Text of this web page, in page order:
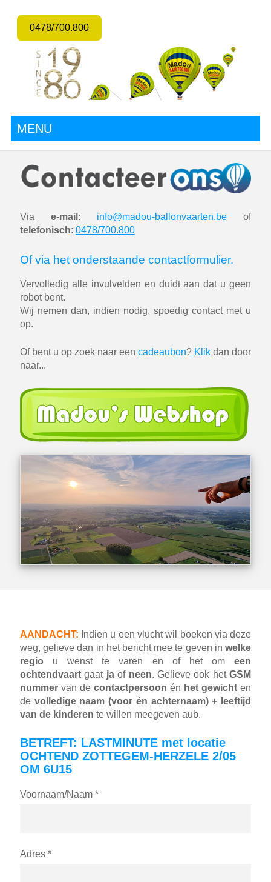
0478/700.800
MENU
Via e-mail : info@madou-ballonvaarten.be of
telefonisch: 0478/700.800
Of via het onderstaande contactformulier.
Vervolledig alle invulvelden en duidt aan dat u geen
robot bent.
Wij nemen dan, indien nodig, spoedig contact met u
op.
Of bent u op zoek naar eencadeaubon? Klik dan door
naar...
AANDACHT: Indien u een vlucht wil boeken via deze
weg, gelieve dan in het bericht mee te geven inwelke
regio u wenst te varen en of het omeen
ochtendvaartgaat jaof neen. Gelieve ook hetGSM
nummervan de contactpersoon én het gewicht en
de volledige naam (voor én achternaam) + leeftijd
van de kinderen te willen meegeven aub.
BETREFT: LASTMINUTE met locatie
OCHTEND ZOTTEGEM-HERZELE 2/05
OM 6U15
Voornaam/Naam *
Adres *